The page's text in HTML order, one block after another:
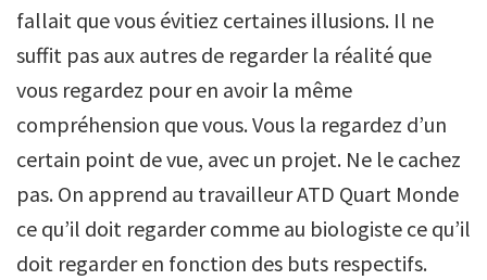
fallait que vous évitiez certaines illusions. Il ne
suffit pas aux autres de regarder la réalité que
vous regardez pour en avoir la même
compréhension que vous. Vous la regardez d’un
certain point de vue, avec un projet. Ne le cachez
pas. On apprend au travailleur ATD Quart Monde
ce qu’il doit regarder comme au biologiste ce qu’il
doit regarder en fonction des buts respectifs.